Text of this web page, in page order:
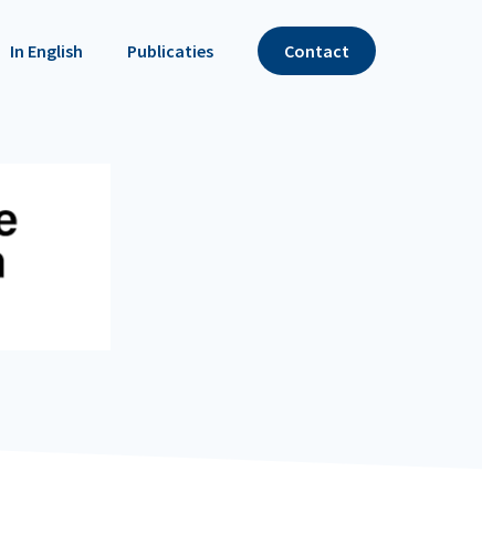
In English Publicaties Contact